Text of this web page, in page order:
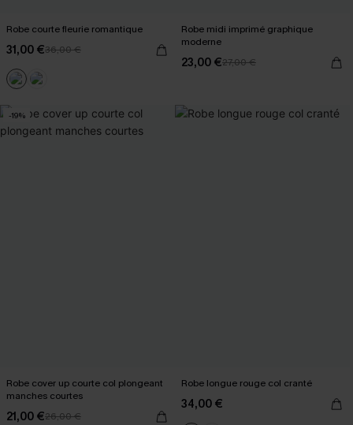
Robe courte fleurie romantique
31,00 €36,00 €
Robe midi imprimé graphique
moderne
23,00 €27,00 €
-19%
Robe cover up courte col plongeant
manches courtes
21,00 €26,00 €
Robe longue rouge col cranté
34,00 €